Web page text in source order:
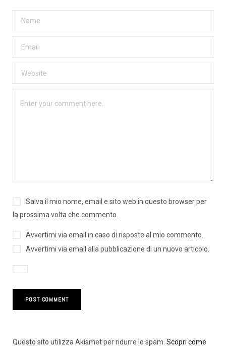
Salva il mio nome, email e sito web in questo browser per
la prossima volta che commento.
Avvertimi via email in caso di risposte al mio commento.
Avvertimi via email alla pubblicazione di un nuovo articolo.
Questo sito utilizza Akismet per ridurre lo spam. Scopri come